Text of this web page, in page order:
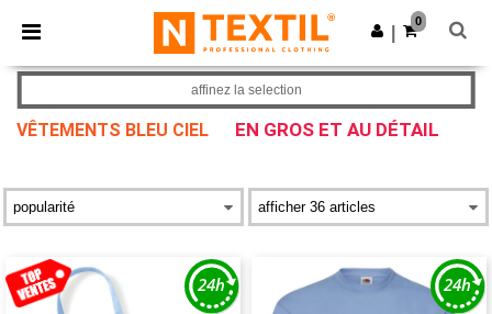
× Appli Ntextil
Meilleurs prix sur l’app !
Obtenir l'appli
0
VÊTEMENTS BLEU CIEL EN GROS ET AU DÉTAIL
affinez la selection